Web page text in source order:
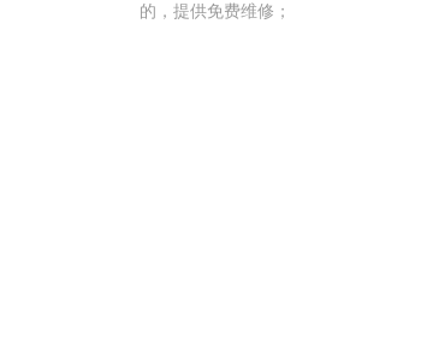
的，提供免费维修；